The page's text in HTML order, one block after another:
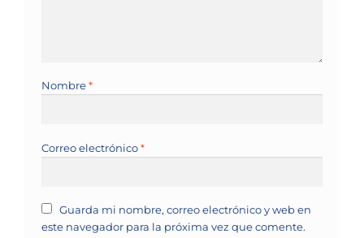
Nombre*
Correo electrónico*
Guarda mi nombre, correo electrónico y web en
este navegador para la próxima vez que comente.